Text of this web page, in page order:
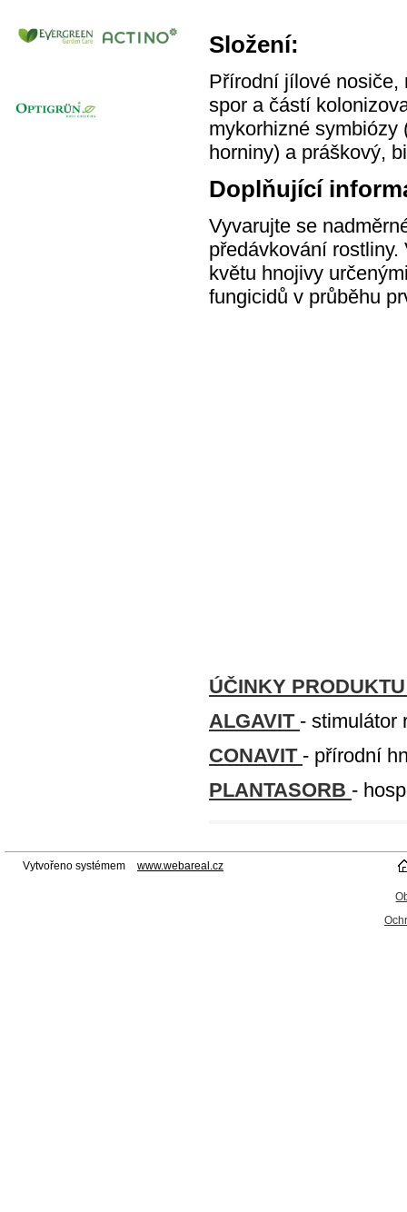
Složení:
Přírodní jílové nosiče,
spor a částí
mykorhizné symbiózy
horniny) a práškový,
Doplňující
Vyvarujte se
předávkování
květu hnojivy
fungicidů v průběhu
ÚČINKY
ALGAVIT - stimulátor
CONAVIT - přírodní
PLANTASORB -
Vytvořeno systémem www.webareal.cz